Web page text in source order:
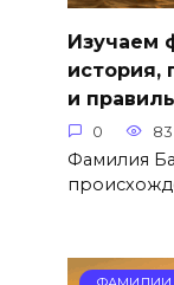
Изучаем
история,
и
0 83
Фамилия